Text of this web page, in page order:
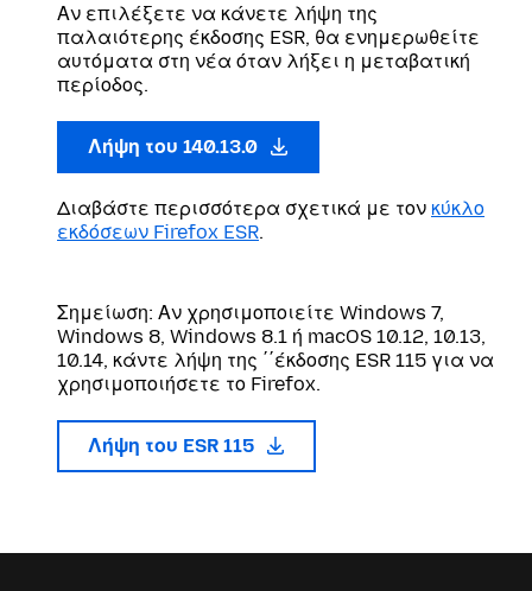
Αν επιλέξετε να κάνετε λήψη της
παλαιότερης έκδοσης ESR, θα ενημερωθείτε
αυτόματα στη νέα όταν λήξει η μεταβατική
περίοδος.
Λήψη του 140.13.0
Διαβάστε περισσότερα σχετικά με τον κύκλο
εκδόσεων Firefox ESR.
Σημείωση: Αν χρησιμοποιείτε Windows 7,
Windows 8, Windows 8.1 ή macOS 10.12, 10.13,
10.14, κάντε λήψη της ΄΄έκδοσης ESR 115 για να
χρησιμοποιήσετε το Firefox.
Λήψη του ESR 115